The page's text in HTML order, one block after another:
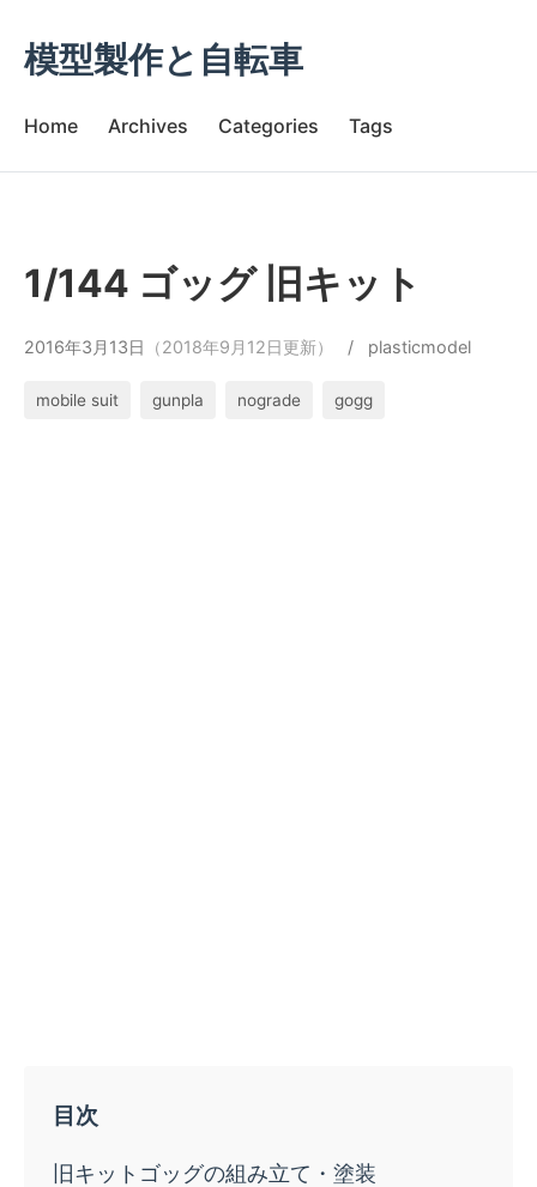
模型製作と自転車
Home Archives Categories Tags
1/144 ゴッグ 旧キット
2016年3月13日 （2018年9月12日更新） / plasticmodel
mobile suit gunpla nograde gogg
旧キットゴッグの組み立て・塗装